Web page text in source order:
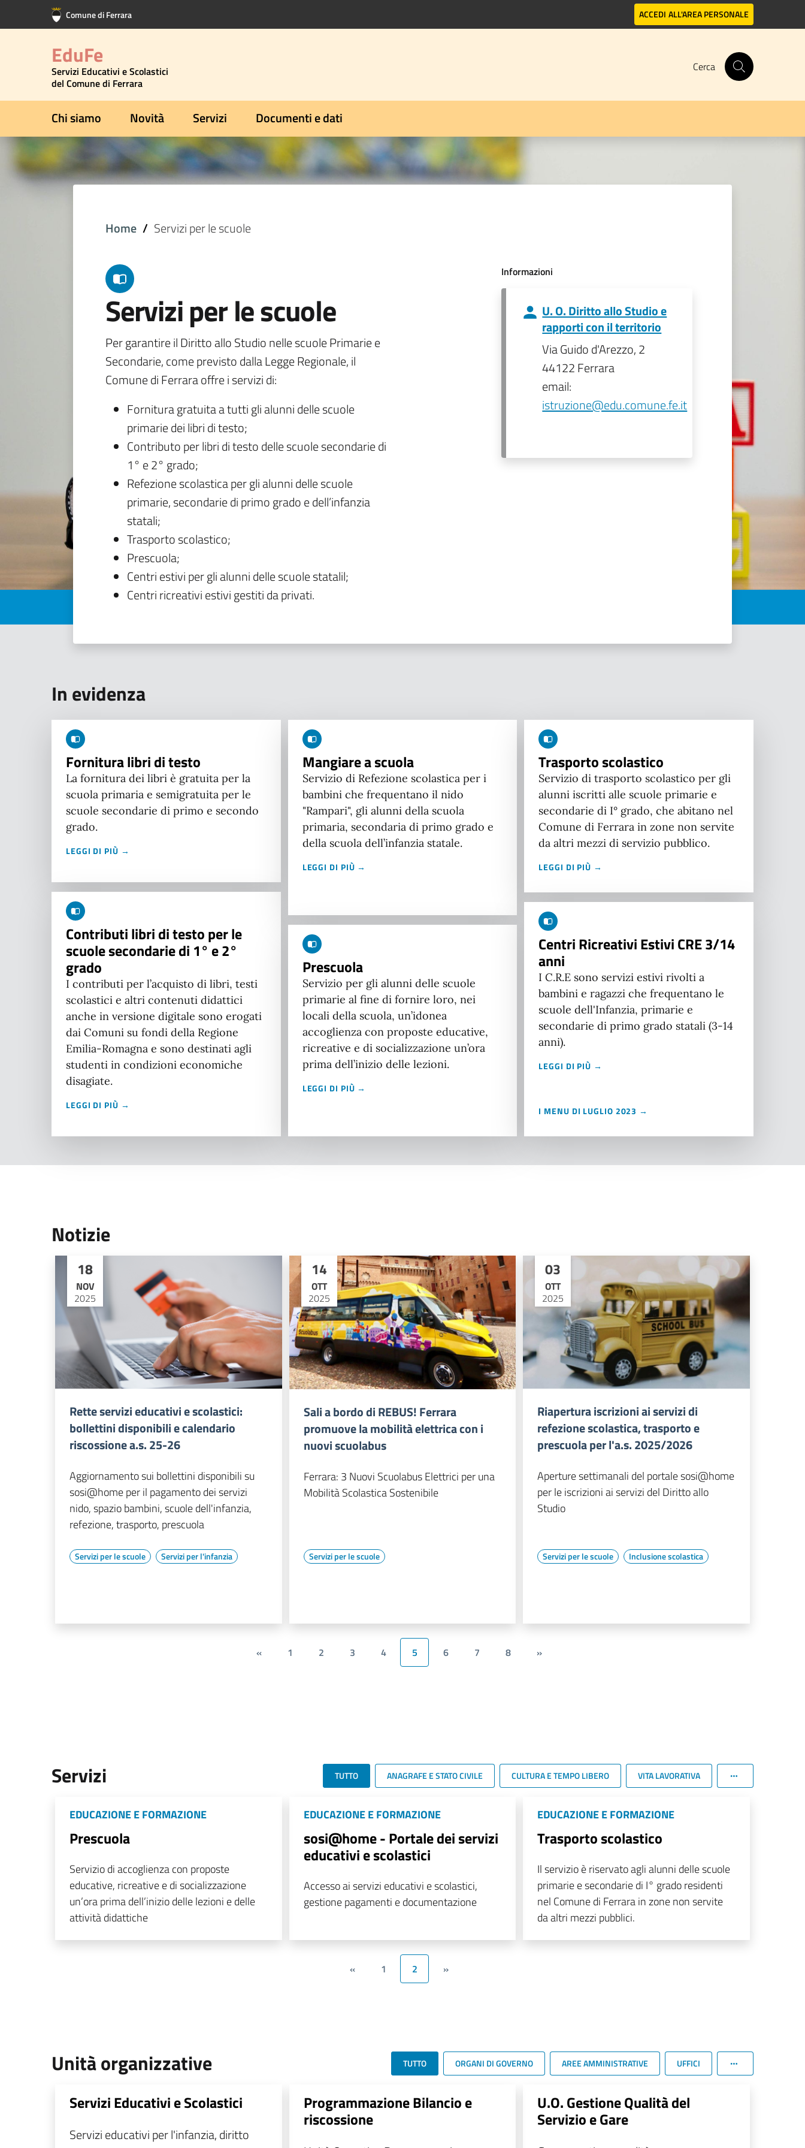
Vai al contenuto principale
Vai al footer Comune di Ferrara ACCEDI ALL'AREA PERSONALE
EduFe
Servizi Educativi e Scolastici
del Comune di Ferrara
Cerca
Chi siamo Novità Servizi Documenti e dati
Home Servizi per le scuole
Servizi per le scuole
Per garantire il Diritto allo Studio nelle scuole Primarie e
Secondarie, come previsto dalla Legge Regionale, il
Comune di Ferrara offre i servizi di:
Fornitura gratuita a tutti gli alunni delle scuole
primarie dei libri di testo;
Contributo per libri di testo delle scuole secondarie di
1° e 2° grado;
Refezione scolastica per gli alunni delle scuole
primarie, secondarie di primo grado e dell’infanzia
statali;
Trasporto scolastico;
Prescuola;
Centri estivi per gli alunni delle scuole statalil;
Centri ricreativi estivi gestiti da privati.
Informazioni
U. O. Diritto allo Studio e
rapporti con il territorio
Via Guido d'Arezzo, 2
44122 Ferrara
email:
istruzione@edu.comune.fe.it
In evidenza
Fornitura libri di testo
La fornitura dei libri è gratuita per la
scuola primaria e semigratuita per le
scuole secondarie di primo e secondo
grado.
LEGGI DI PIÙ →
Contributi libri di testo per le
scuole secondarie di 1° e 2°
grado
I contributi per l’acquisto di libri, testi
scolastici e altri contenuti didattici
anche in versione digitale sono erogati
dai Comuni su fondi della Regione
Emilia-Romagna e sono destinati agli
studenti in condizioni economiche
disagiate.
LEGGI DI PIÙ →
Mangiare a scuola
Servizio di Refezione scolastica per i
bambini che frequentano il nido
"Rampari", gli alunni della scuola
primaria, secondaria di primo grado e
della scuola dell’infanzia statale.
LEGGI DI PIÙ →
Prescuola
Servizio per gli alunni delle scuole
primarie al fine di fornire loro, nei
locali della scuola, un’idonea
accoglienza con proposte educative,
ricreative e di socializzazione un’ora
prima dell’inizio delle lezioni.
LEGGI DI PIÙ →
Trasporto scolastico
Servizio di trasporto scolastico per gli
alunni iscritti alle scuole primarie e
secondarie di I° grado, che abitano nel
Comune di Ferrara in zone non servite
da altri mezzi di servizio pubblico.
LEGGI DI PIÙ →
Centri Ricreativi Estivi CRE 3/14
anni
I C.R.E sono servizi estivi rivolti a
bambini e ragazzi che frequentano le
scuole dell'Infanzia, primarie e
secondarie di primo grado statali (3-14
anni).
LEGGI DI PIÙ →
I MENU DI LUGLIO 2023 →
Notizie
18
NOV
2025
Rette servizi educativi e scolastici:
bollettini disponibili e calendario
riscossione a.s. 25-26
Aggiornamento sui bollettini disponibili su
sosi@home per il pagamento dei servizi
nido, spazio bambini, scuole dell'infanzia,
refezione, trasporto, prescuola
Servizi per le scuole Servizi per l'infanzia
14
OTT
2025
Sali a bordo di REBUS! Ferrara
promuove la mobilità elettrica con i
nuovi scuolabus
Ferrara: 3 Nuovi Scuolabus Elettrici per una
Mobilità Scolastica Sostenibile
Servizi per le scuole
03
OTT
2025
Riapertura iscrizioni ai servizi di
refezione scolastica, trasporto e
prescuola per l'a.s. 2025/2026
Aperture settimanali del portale sosi@home
per le iscrizioni ai servizi del Diritto allo
Studio
Servizi per le scuole Inclusione scolastica
« 1 2 3 4 5 6 7 8 »
Servizi TUTTO ANAGRAFE E STATO CIVILE CULTURA E TEMPO LIBERO VITA LAVORATIVA
EDUCAZIONE E FORMAZIONE
Prescuola
Servizio di accoglienza con proposte
educative, ricreative e di socializzazione
un’ora prima dell’inizio delle lezioni e delle
attività didattiche
EDUCAZIONE E FORMAZIONE
sosi@home - Portale dei servizi
educativi e scolastici
Accesso ai servizi educativi e scolastici,
gestione pagamenti e documentazione
EDUCAZIONE E FORMAZIONE
Trasporto scolastico
Il servizio è riservato agli alunni delle scuole
primarie e secondarie di I° grado residenti
nel Comune di Ferrara in zone non servite
da altri mezzi pubblici.
« 1 2 »
Unità organizzative TUTTO ORGANI DI GOVERNO AREE AMMINISTRATIVE UFFICI
Servizi Educativi e Scolastici
Servizi educativi per l'infanzia, diritto
Programmazione Bilancio e
riscossione
U.O. Gestione Qualità del
Servizio e Gare